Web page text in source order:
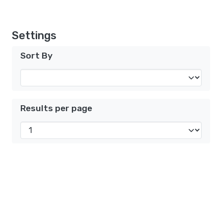
Settings
Sort By
Results per page